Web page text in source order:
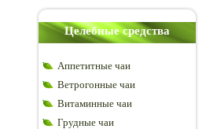
Целебные средства
Аппетитные чаи
Ветрогонные чаи
Витаминные чаи
Грудные чаи